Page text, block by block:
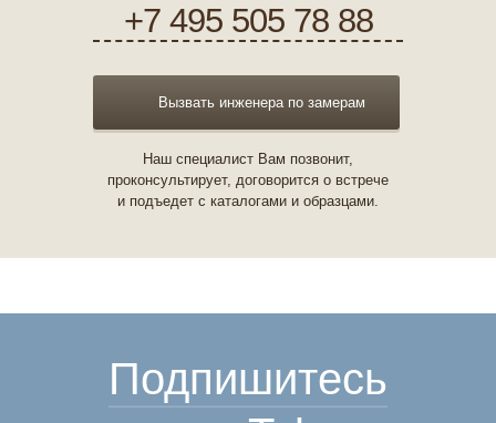
+7 495 505 78 88
Вызвать инженера по замерам
Наш специалист Вам позвонит,
проконсультирует, договорится о встрече
и подъедет с каталогами и образцами.
Подпишитесь